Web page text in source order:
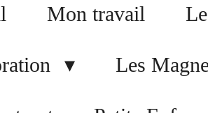
Mon travail
Les